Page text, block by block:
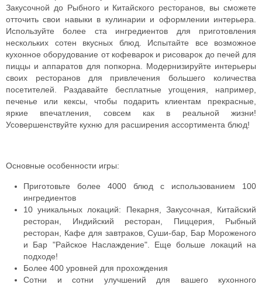
Закусочной до Рыбного и Китайского ресторанов, вы сможете
отточить свои навыки в кулинарии и оформлении интерьера.
Используйте более ста ингредиентов для приготовления
нескольких сотен вкусных блюд. Испытайте все возможное
кухонное оборудование от кофеварок и рисоварок до печей для
пиццы и аппаратов для попкорна. Модернизируйте интерьеры
своих ресторанов для привлечения большего количества
посетителей. Раздавайте бесплатные угощения, например,
печенье или кексы, чтобы подарить клиентам прекрасные,
яркие впечатления, совсем как в реальной жизни!
Усовершенствуйте кухню для расширения ассортимента блюд!
Основные особенности игры:
Приготовьте более 4000 блюд с использованием 100
ингредиентов
10 уникальных локаций: Пекарня, Закусочная, Китайский
ресторан, Индийский ресторан, Пиццерия, Рыбный
ресторан, Кафе для завтраков, Суши-бар, Бар Мороженого
и Бар "Райское Наслаждение". Еще больше локаций на
подходе!
Более 400 уровней для прохождения
Сотни и сотни улучшений для вашего кухонного